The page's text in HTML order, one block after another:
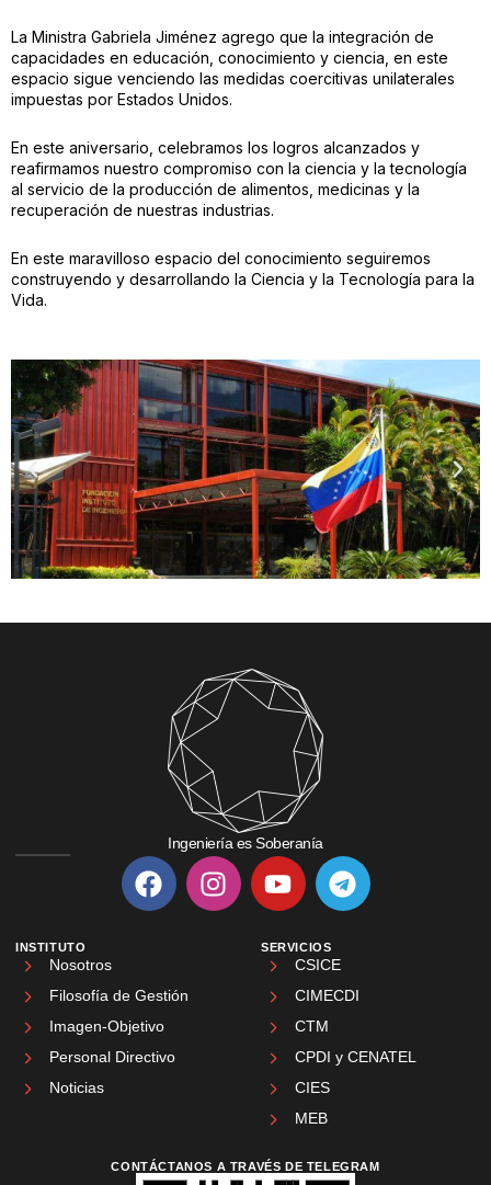
La Ministra Gabriela Jiménez agrego que la integración de
capacidades en educación, conocimiento y ciencia, en este
espacio sigue venciendo las medidas coercitivas unilaterales
impuestas por Estados Unidos.
En este aniversario, celebramos los logros alcanzados y
reafirmamos nuestro compromiso con la ciencia y la tecnología
al servicio de la producción de alimentos, medicinas y la
recuperación de nuestras industrias.
En este maravilloso espacio del conocimiento seguiremos
construyendo y desarrollando la Ciencia y la Tecnología para la
Vida.
Ingeniería es Soberanía
INSTITUTO
Nosotros
Filosofía de Gestión
Imagen-Objetivo
Personal Directivo
Noticias
SERVICIOS
CSICE
CIMECDI
CTM
CPDI y CENATEL
CIES
MEB
CONTÁCTANOS A TRAVÉS DE TELEGRAM